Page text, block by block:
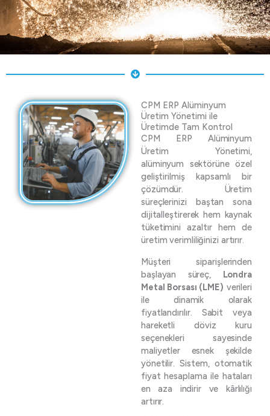
CPM ERP Alüminyum
Üretim Yönetimi ile
Üretimde Tam Kontrol
CPM ERP Alüminyum
Üretim Yönetimi,
alüminyum sektörüne özel
geliştirilmiş kapsamlı bir
çözümdür. Üretim
süreçlerinizi baştan sona
dijitalleştirerek hem kaynak
tüketimini azaltır hem de
üretim verimliliğinizi artırır.
Müşteri siparişlerinden
başlayan süreç, Londra
Metal Borsası (LME) verileri
ile dinamik olarak
fiyatlandırılır. Sabit veya
hareketli döviz kuru
seçenekleri sayesinde
maliyetler esnek şekilde
yönetilir. Sistem, otomatik
fiyat hesaplama ile hataları
en aza indirir ve kârlılığı
artırır.